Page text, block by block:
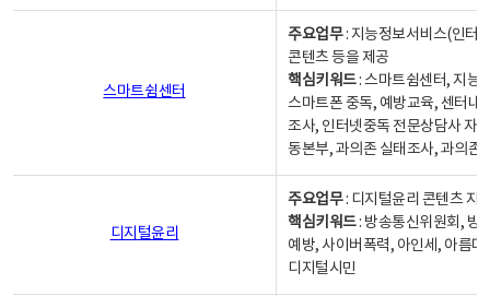
스마트쉼센터
주요업무: 지능정보서비스(인터
콘텐츠 등을 제공
핵심키워드: 스마트쉼센터, 지능
스마트폰 중독, 예방교육, 센터내
조사, 인터넷중독 전문상담사 자
동본부, 과의존 실태조사, 과의존
디지털윤리
주요업무: 디지털윤리 콘텐츠 지
핵심키워드: 방송통신위원회, 방
예방, 사이버폭력, 아인세, 아름
디지털시민